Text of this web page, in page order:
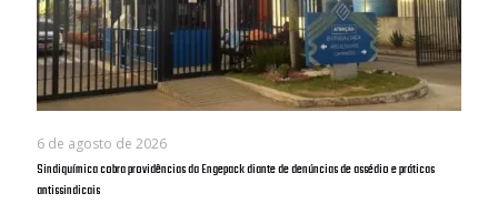
6 de agosto de 2026
Sindiquímica cobra providências da Engepack diante de denúncias de assédio e práticas
antissindicais